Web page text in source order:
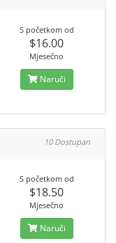
S početkom od
$16.00
Mjesečno
Naruči
10 Dostupan
S početkom od
$18.50
Mjesečno
Naruči